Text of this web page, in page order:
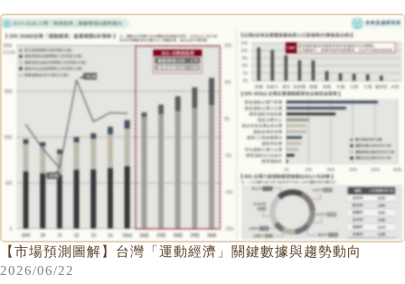
及、外送服務成熟，以及健康飲食意識提升等因素影響下，便當
已逐漸由過去以價格導向的基礎餐食，發展為涵蓋健康餐盒、企
業團膳、機能餐及高齡營養配餐等類別的多元化市場。
續提升，加上量販店、超市、便利商店及電商通路冷鏈物流能力
日益成熟，使消費者能夠更加便利地取得來自全球的鮮果及冷凍
水果產品，有效推動市場規模擴張。 進一步觀察主要成長動
能，蜜柑類水果進口增長主要受美國供應量快速提升帶動；新鮮
藍莓則受惠於秘魯鮮藍莓於2020年取得輸台資格後正式開啟對
台出口，憑藉穩定供應與產季優勢快速擴大市場規模，並於
2022年成為台灣最大藍莓進口來源國。冷凍水果市場則同時受
惠於商業與家庭需求成長。一方面，手搖飲、冰品、烘焙及餐飲
業者對冷凍水果原料需求持續增加；另一方面，健康飲食風潮帶
動家庭消費市場快速擴張，使冷凍水果逐漸由餐飲加工原料延伸
【市場預測圖解】台灣「運動經濟」關鍵數據與趨勢動向
2026/06/22